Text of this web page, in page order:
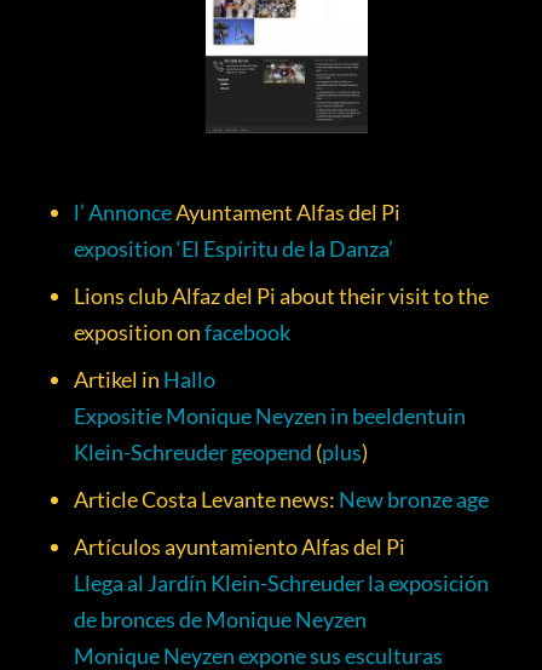
l’ AnnonceAyuntament Alfas del Pi
exposition ‘El Espíritu de la Danza’
Lions club Alfaz del Pi about their visit to the
exposition onfacebook
Artikel in Hallo
Expositie Monique Neyzen in beeldentuin
Klein-Schreuder geopend (plus)
Article Costa Levante news: New bronze age
Artículos ayuntamiento Alfas del Pi
Llega al Jardín Klein-Schreuder la exposición
de bronces de Monique Neyzen
Monique Neyzen expone sus esculturas